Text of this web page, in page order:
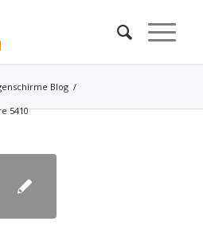
Blog /
5410